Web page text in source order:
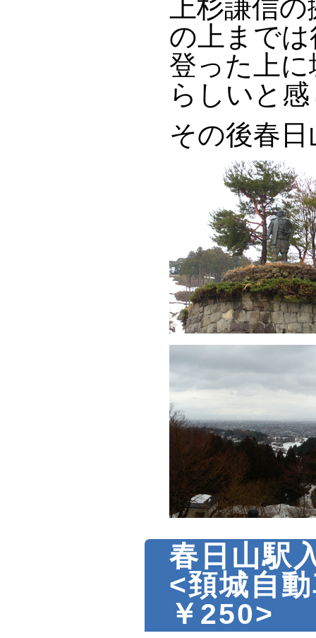
上杉謙信
の上まで
登った上
らしいと
その後春
春日山駅
<頚城自
￥250>